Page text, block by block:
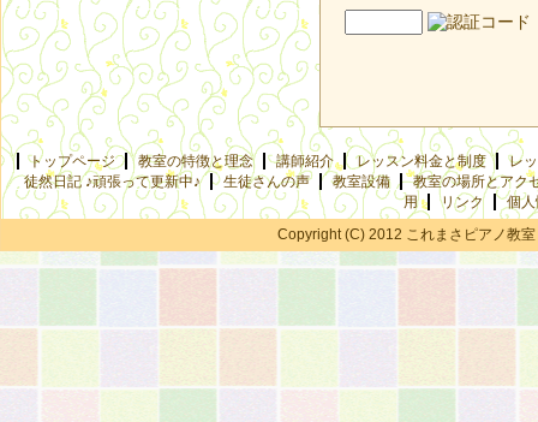
トップページ 教室の特徴と理念 講師紹介 レッスン料金と制度
レ
徒然日記 ♪頑張って更新中♪
生徒さんの声 教室設備
教室の場所とアク
用
リンク
個
Copyright (C) 2012 これまさピアノ教